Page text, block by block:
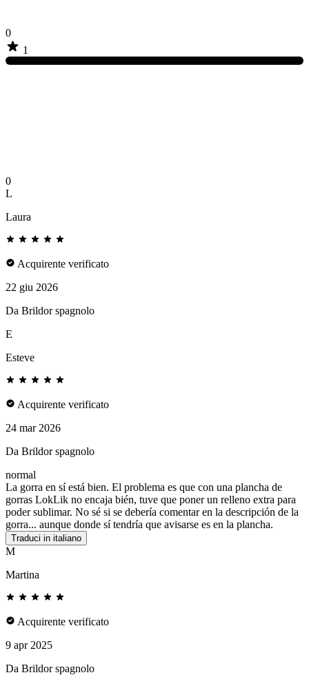
0
1
0
L
Laura
Acquirente verificato
22 giu 2026
Da Brildor spagnolo
E
Esteve
Acquirente verificato
24 mar 2026
Da Brildor spagnolo
normal
La gorra en sí está bien. El problema es que con una plancha de
gorras LokLik no encaja bién, tuve que poner un relleno extra para
poder sublimar. No sé si se debería comentar en la descripción de la
gorra... aunque donde sí tendría que avisarse es en la plancha.
Traduci in italiano
M
Martina
Acquirente verificato
9 apr 2025
Da Brildor spagnolo